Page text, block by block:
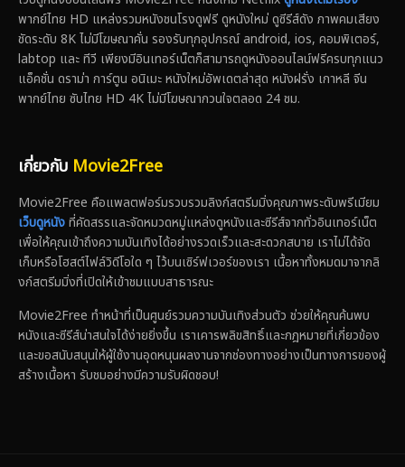
พากย์ไทย HD แหล่งรวมหนังชนโรงดูฟรี ดูหนังใหม่ ดูซีรีส์ดัง ภาพคมเสียง
ชัดระดับ 8K ไม่มีโฆษณาคั่น รองรับทุกอุปกรณ์ android, ios, คอมพิเตอร์,
labtop และ ทีวี เพียงมีอินเทอร์เน็ตก็สามารถดูหนังออนไลน์ฟรีครบทุกแนว
แอ็คชั่น ดราม่า การ์ตูน อนิเมะ หนังใหม่อัพเดตล่าสุด หนังฝรั่ง เกาหลี จีน
พากย์ไทย ซับไทย HD 4K ไม่มีโฆษณากวนใจตลอด 24 ชม.
เกี่ยวกับ Movie2Free
Movie2Free คือแพลตฟอร์มรวบรวมลิงก์สตรีมมิ่งคุณภาพระดับพรีเมียม
เว็บดูหนังที่คัดสรรและจัดหมวดหมู่แหล่งดูหนังและซีรีส์จากทั่วอินเทอร์เน็ต
เพื่อให้คุณเข้าถึงความบันเทิงได้อย่างรวดเร็วและสะดวกสบาย เราไม่ได้จัด
เก็บหรือโฮสต์ไฟล์วิดีโอใด ๆ ไว้บนเซิร์ฟเวอร์ของเรา เนื้อหาทั้งหมดมาจากลิ
งก์สตรีมมิ่งที่เปิดให้เข้าชมแบบสาธารณะ
Movie2Free ทำหน้าที่เป็นศูนย์รวมความบันเทิงส่วนตัว ช่วยให้คุณค้นพบ
หนังและซีรีส์น่าสนใจได้ง่ายยิ่งขึ้น เราเคารพลิขสิทธิ์และกฎหมายที่เกี่ยวข้อง
และขอสนับสนุนให้ผู้ใช้งานอุดหนุนผลงานจากช่องทางอย่างเป็นทางการของผู้
สร้างเนื้อหา รับชมอย่างมีความรับผิดชอบ!